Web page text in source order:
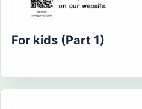
For kids (Part 1)